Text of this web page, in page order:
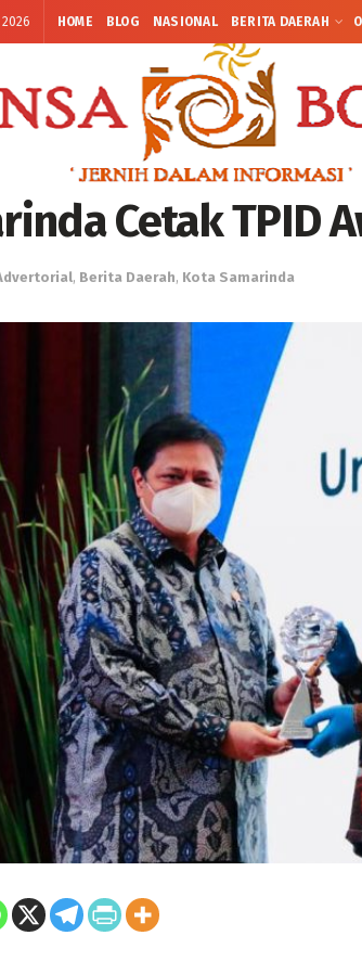
HOME BLOG NASIONAL BERITA DAERAH
Cetak TPID
, Berita Daerah, Kota Samarinda